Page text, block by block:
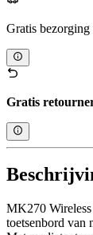
Gratis bezorging
Gratis
MK270 Wireless
toetsenbord van